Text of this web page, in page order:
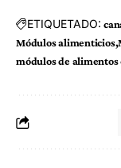
ETIQUETADO:
Módulos alimenticios
módulos de alimentos